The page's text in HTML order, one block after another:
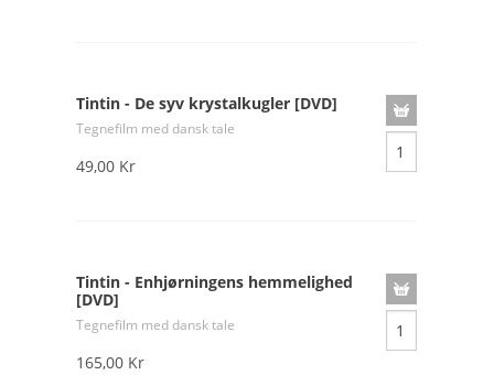
Tintin - De syv krystalkugler [DVD]
Tegnefilm med dansk tale
49,00 Kr
Tintin - Enhjørningens hemmelighed
[DVD]
Tegnefilm med dansk tale
165,00 Kr